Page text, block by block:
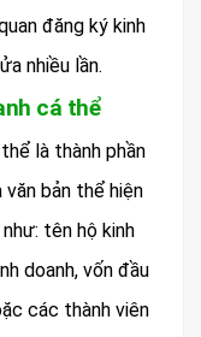
đăng ký kinh
nhiều lần.
cá thể
là thành phần
bản thể hiện
tên hộ kinh
doanh, vốn đầu
các thành viên